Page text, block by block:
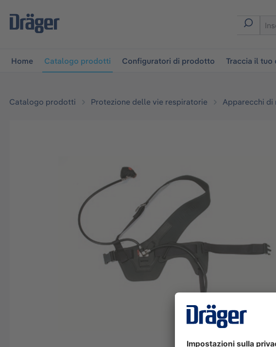
navigazione principale
Home Catalogo prodotti Configuratori di prodotto Traccia il tuo
Catalogo prodotti Protezione delle vie respiratorie Apparecchi di